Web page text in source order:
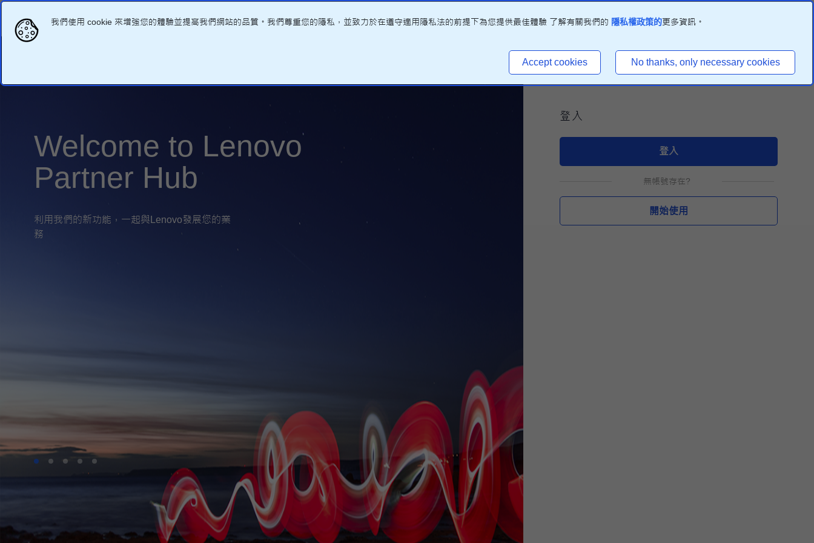
Welcome to Lenovo
Partner Hub
利用我們的新功能，一起與Lenovo發展您的業
務
登入
登入
無帳號存在?
開始使用
我們使用 cookie 來增強您的體驗並提高我們網站的品質。我們尊重您的隱私，並致力於在遵守適用隱私法的前提下為您提供最佳體驗 了解有關我們的 隱私權政策的更多資訊。
Accept cookies No thanks, only necessary cookies